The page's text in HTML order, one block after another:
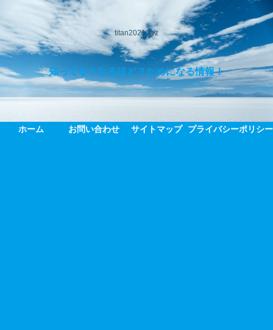
titan2021.xyz
知ってる？なるほど？ためになる情報！
ホーム お問い合わせ サイトマップ プライバシーポリシー